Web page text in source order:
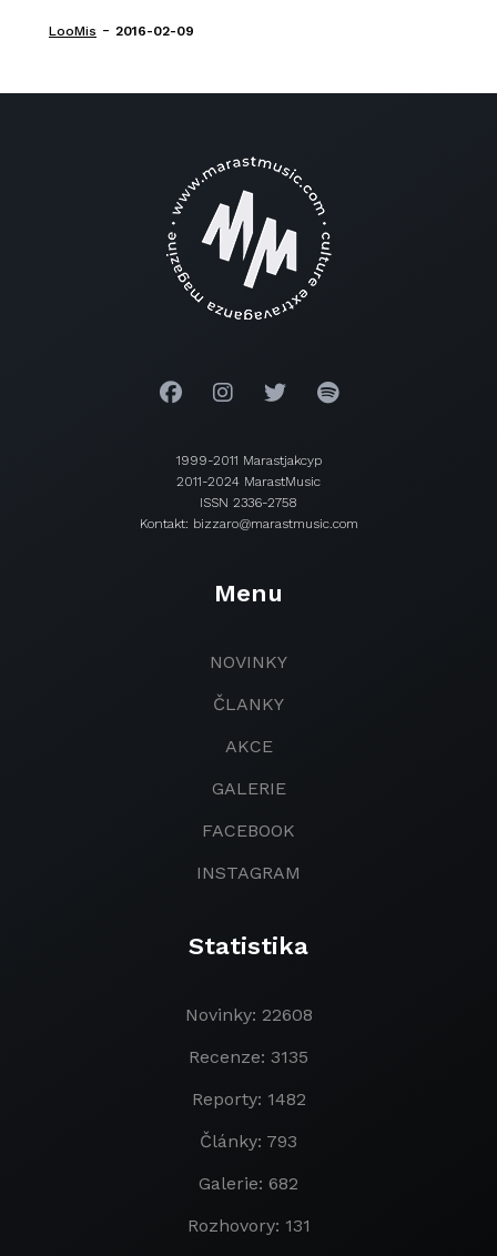
LooMis - 2016-02-09
1999-2011 Marastjakcyp
2011-2024 MarastMusic
ISSN 2336-2758
Kontakt: bizzaro@marastmusic.com
Menu
NOVINKY
ČLANKY
AKCE
GALERIE
FACEBOOK
INSTAGRAM
Statistika
Novinky: 22608
Recenze: 3135
Reporty: 1482
Články: 793
Galerie: 682
Rozhovory: 131